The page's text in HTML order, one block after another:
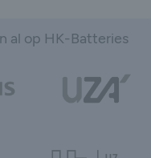
al op HK-Batteries